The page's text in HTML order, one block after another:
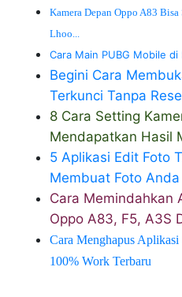
Kamera Depan Oppo A83
Lhoo...
Cara Main PUBG Mobile di
Begini Cara
Terkunci Tanpa
8 Cara Setting
Mendapatkan Hasil
5 Aplikasi Edit Foto
Membuat Foto
Cara Memindahkan
Oppo A83, F5, A3S
Cara Menghapus
100% Work Terbaru